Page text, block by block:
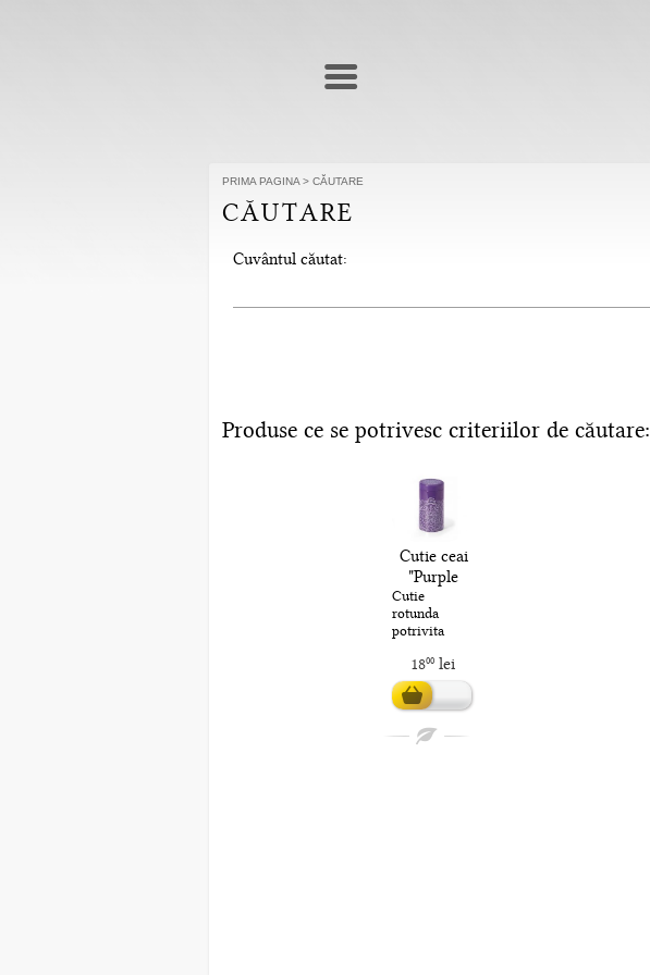
PRIMA PAGINA > CĂUTARE
CĂUTARE
Cuvântul căutat:
Produse ce se potrivesc criteriilor de căutare:
Cutie ceai
"Purple
Mandala"
120g
Cutie
rotunda
potrivita
depozitarea
bunataturilor
din
cum ar fi
1800 lei
Adaugă în